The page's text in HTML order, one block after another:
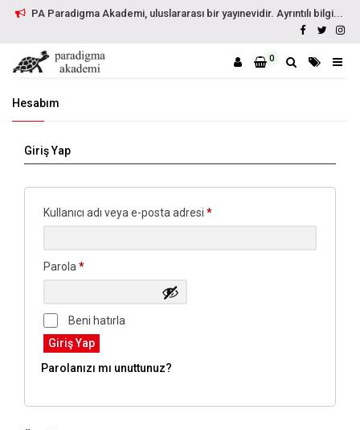
PA Paradigma Akademi, uluslararası bir yayınevidir. Ayrıntılı bilgi...
0
Hesabım
Giriş Yap
Kullanıcı adı veya e-posta adresi *Gerekli
Parola *Gerekli
Beni hatırla
Giriş Yap
Parolanızı mı unuttunuz?